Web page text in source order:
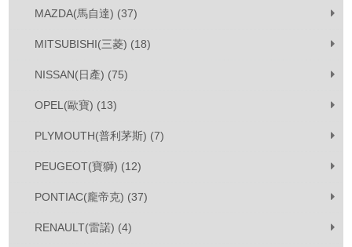
MAZDA(馬自達) (37)
MITSUBISHI(三菱) (18)
NISSAN(日產) (75)
OPEL(歐寶) (13)
PLYMOUTH(普利茅斯) (7)
PEUGEOT(寶獅) (12)
PONTIAC(龐帝克) (37)
RENAULT(雷諾) (4)